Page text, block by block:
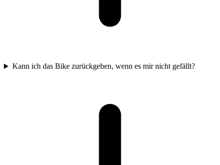
Kann ich das Bike zurückgeben, wenn es mir nicht gefällt?